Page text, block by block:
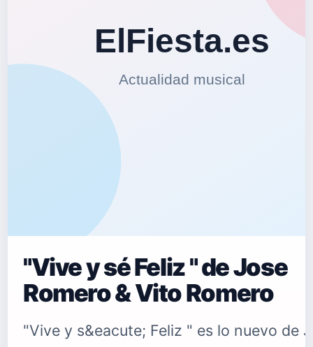
"Vive y sé Feliz " de Jose
Romero & Vito Romero
"Vive y s&eacute; Feliz " es lo nuevo de